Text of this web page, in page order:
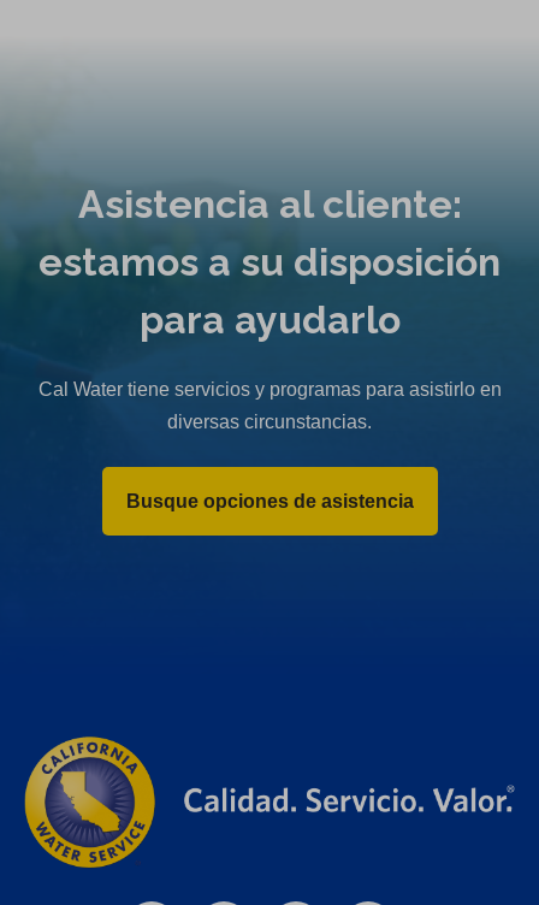
Asistencia al cliente:
estamos a su disposición
para ayudarlo
Cal Water tiene servicios y programas para asistirlo en
diversas circunstancias.
Busque opciones de asistencia